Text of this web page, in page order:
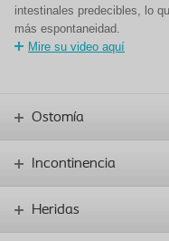
intestinales predecibles, lo
más espontaneidad.
Mire su video aquí
Ostomía
Incontinencia
Heridas